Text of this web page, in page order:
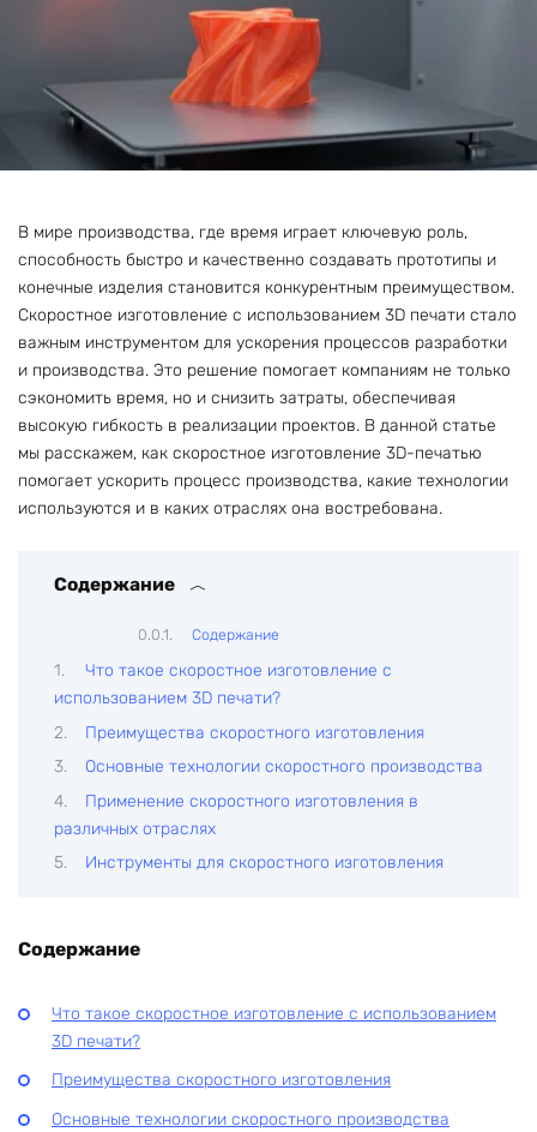
В мире производства, где время играет ключевую роль,
способность быстро и качественно создавать прототипы и
конечные изделия становится конкурентным преимуществом.
Скоростное изготовление с использованием 3D печати стало
важным инструментом для ускорения процессов разработки
и производства. Это решение помогает компаниям не только
сэкономить время, но и снизить затраты, обеспечивая
высокую гибкость в реализации проектов. В данной статье
мы расскажем, как скоростное изготовление 3D-печатью
помогает ускорить процесс производства, какие технологии
используются и в каких отраслях она востребована.
Содержание
Содержание
Что такое скоростное изготовление с
использованием 3D печати?
Преимущества скоростного изготовления
Основные технологии скоростного производства
Применение скоростного изготовления в
различных отраслях
Инструменты для скоростного изготовления
Содержание
Что такое скоростное изготовление с использованием
3D печати?
Преимущества скоростного изготовления
Основные технологии скоростного производства